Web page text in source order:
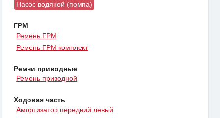
Насос водяной (помпа)
ГРМ
Ремень ГРМ
Ремень ГРМ комплект
Ремни приводные
Ремень приводной
Ходовая часть
Амортизатор передний левый